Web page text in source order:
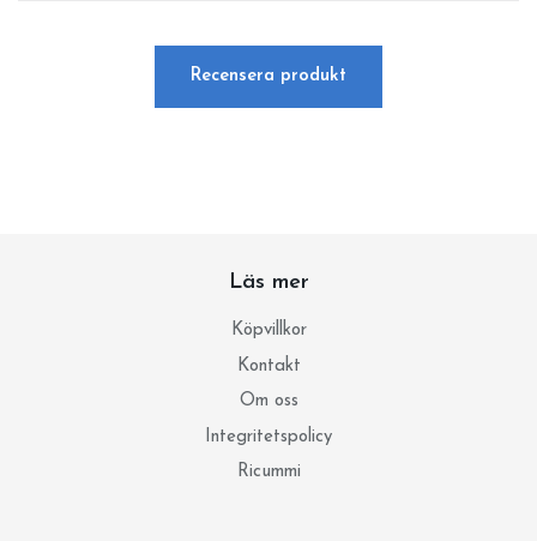
Recensera produkt
Läs mer
Köpvillkor
Kontakt
Om oss
Integritetspolicy
Ricummi